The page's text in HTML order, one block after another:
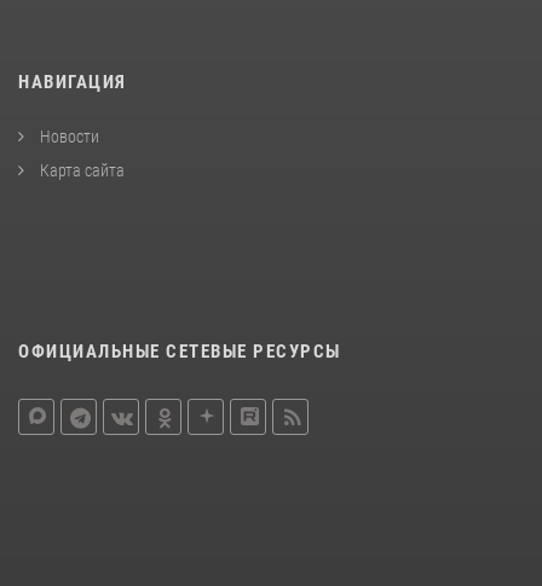
НАВИГАЦИЯ
Новости
Карта сайта
ОФИЦИАЛЬНЫЕ СЕТЕВЫЕ РЕСУРСЫ